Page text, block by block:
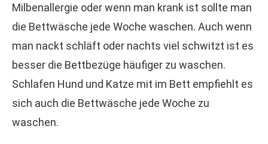
Milbenallergie oder wenn man krank ist sollte man
die Bettwäsche jede Woche waschen. Auch wenn
man nackt schläft oder nachts viel schwitzt ist es
besser die Bettbezüge häufiger zu waschen.
Schlafen Hund und Katze mit im Bett empfiehlt es
sich auch die Bettwäsche jede Woche zu
waschen.